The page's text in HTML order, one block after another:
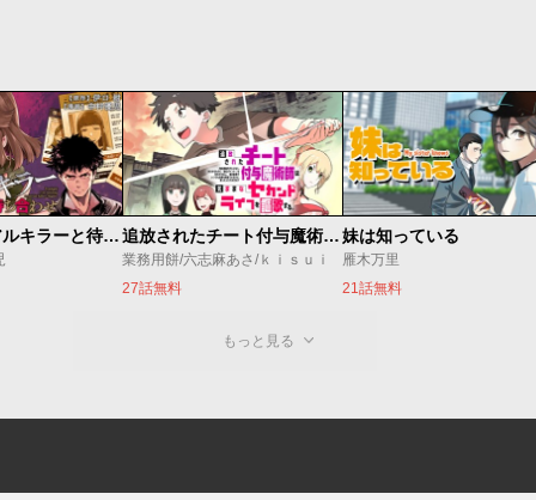
今夜もシリアルキラーと待ち合わせ 追放されたチート付与魔術師は気ままなセカンドライフを謳歌する。 ～俺は武器だけじゃなく、あらゆるものに『強化ポイント』を付与できるし、俺の意思でいつでも効果を解除できるけど、残った人たち大丈夫？～
業務用餅/六志麻あさ/ｋｉｓｕｉ
27話無料
妹は知っている
雁木万里
21話無料
もっと見る